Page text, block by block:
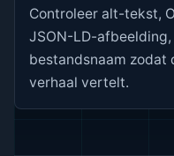
Controleer alt-tekst,
JSON-LD-
bestandsnaam zodat
verhaal vertelt.